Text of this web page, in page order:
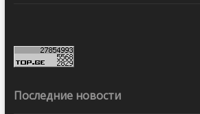
Последние новости